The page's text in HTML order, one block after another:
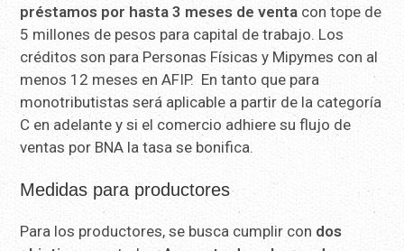
préstamos por hasta 3 meses de venta con tope de
5 millones de pesos para capital de trabajo. Los
créditos son para Personas Físicas y Mipymes con al
menos 12 meses en AFIP. En tanto que para
monotributistas será aplicable a partir de la categoría
C en adelante y si el comercio adhiere su flujo de
ventas por BNA la tasa se bonifica.
Medidas para productores
Para los productores, se busca cumplir con dos